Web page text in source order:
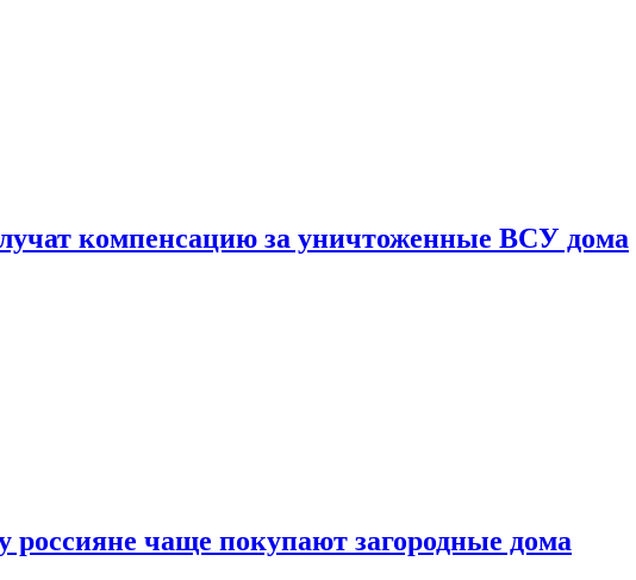
компенсацию за уничтоженные ВСУ дома
россияне чаще покупают загородные дома